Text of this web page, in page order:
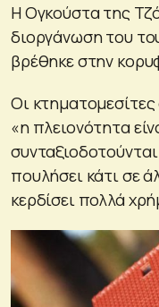
Η Ογκούστα της
διοργάνωση του
βρέθηκε στην
Οι
«η πλειονότητα
πουλήσει κάτι σε
κερδίσει πολλά